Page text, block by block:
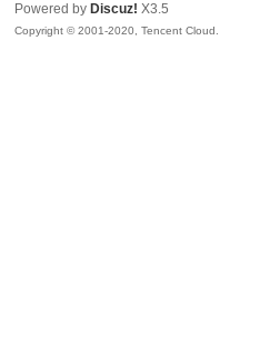
Powered by Discuz! X3.5
Copyright © 2001-2020, Tencent Cloud.